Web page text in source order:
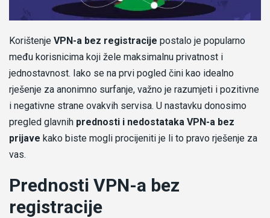
Korištenje VPN-a bez registracije postalo je popularno
među korisnicima koji žele maksimalnu privatnost i
jednostavnost. Iako se na prvi pogled čini kao idealno
rješenje za anonimno surfanje, važno je razumjeti i pozitivne
i negativne strane ovakvih servisa. U nastavku donosimo
pregled glavnih prednosti i nedostataka VPN-a bez
prijave kako biste mogli procijeniti je li to pravo rješenje za
vas.
Prednosti VPN-a bez
registracije